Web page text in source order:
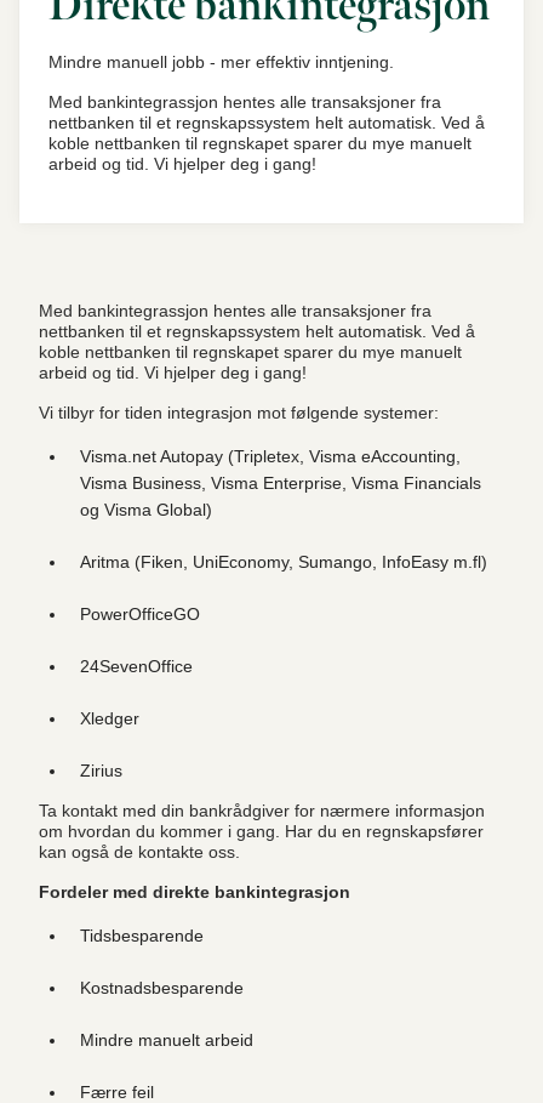
Mindre manuell jobb - mer effektiv inntjening.
Med bankintegrassjon hentes alle transaksjoner fra
nettbanken til et regnskapssystem helt automatisk. Ved å
koble nettbanken til regnskapet sparer du mye manuelt
arbeid og tid. Vi hjelper deg i gang!
Med bankintegrassjon hentes alle transaksjoner fra
nettbanken til et regnskapssystem helt automatisk. Ved å
koble nettbanken til regnskapet sparer du mye manuelt
arbeid og tid. Vi hjelper deg i gang!
Vi tilbyr for tiden integrasjon mot følgende systemer:
Visma.net Autopay (Tripletex, Visma eAccounting,
Visma Business, Visma Enterprise, Visma Financials
og Visma Global)
Aritma (Fiken, UniEconomy, Sumango, InfoEasy m.fl)
PowerOfficeGO
24SevenOffice
Xledger
Zirius
Ta kontakt med din bankrådgiver for nærmere informasjon
om hvordan du kommer i gang. Har du en regnskapsfører
kan også de kontakte oss.
Fordeler med direkte bankintegrasjon
Tidsbesparende
Kostnadsbesparende
Mindre manuelt arbeid
Færre feil